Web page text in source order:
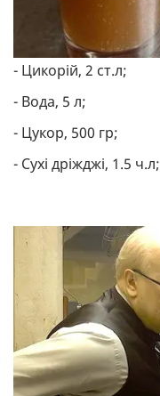
- Цикорій, 2 ст.л;
- Вода, 5 л;
- Цукор, 500 гр;
- Сухі дріжджі, 1.5 ч.л;